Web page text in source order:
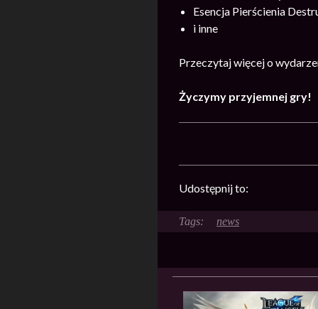
Esencja Pierścienia
i inne
Przeczytaj więcej o
Życzymy przyjemnej gry!
Udostępnij to:
news